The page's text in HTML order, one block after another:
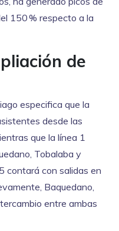
150 % respecto a la
de
especifica que la
desde las
que la línea 1
, Tobalaba y
contará con salidas en
Baquedano,
entre ambas